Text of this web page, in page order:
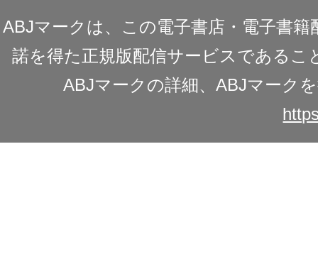
ABJマークは、この電子書店・電子書
諾を得た正規版配信サービスであるこ
ABJマークの詳細、ABJマーク